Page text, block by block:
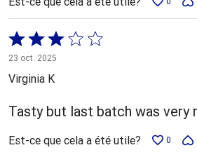
Coté
3 sur
5
23 oct. 2025
Virginia K
Tasty but last batch was very
Est-ce que cela a été utile? 0